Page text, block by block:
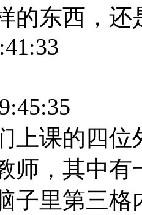
的东西，还
上课的四位
师，其中有
子里第三格